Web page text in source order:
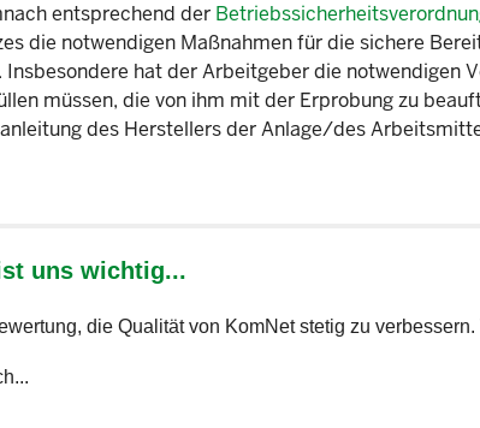
entsprechend der
die notwendigen Maßnahmen für die sichere
hat der Arbeitgeber die notwendigen
müssen, die von ihm mit der Erprobung zu
des Herstellers der Anlage/des